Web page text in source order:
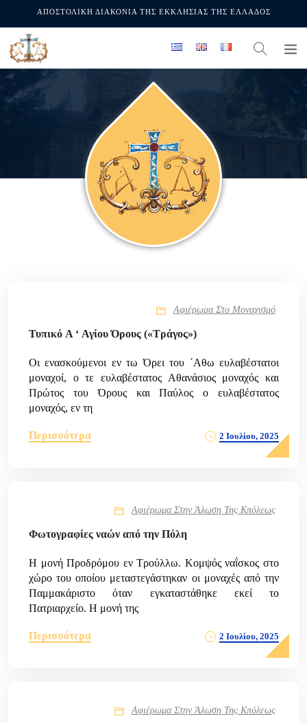
ΑΠΟΣΤΟΛΙΚΗ ΔΙΑΚΟΝΙΑ ΤΗΣ ΕΚΚΛΗΣΙΑΣ ΤΗΣ ΕΛΛΑΔΟΣ
Αφιέρωμα Στο Μοναχισμό
Τυπικό A ‘ Αγίου Όρους («Τράγος»)
Οι ενασκούμενοι εν τω Όρει του ΄Αθω ευλαβέστατοι
μοναχοί, ο τε ευλαβέστατος Αθανάσιος μοναχός και
Πρώτος του Όρους και Παύλος ο ευλαβέστατος
μοναχός, εν τη
Περισσότερα 2 Ιουλίου, 2025
Αφιέρωμα Στην Άλωση Της Κπόλεως
Φωτογραφίες ναών από την Πόλη
Η μονή Προδρόμου εν Τρούλλω. Κομψός ναΐσκος στο
χώρο του οποίου μεταστεγάστηκαν οι μοναχές από την
Παμμακάριστο όταν εγκαταστάθηκε εκεί το
Πατριαρχείο. Η μονή της
Περισσότερα 2 Ιουλίου, 2025
Αφιέρωμα Στην Άλωση Της Κπόλεως